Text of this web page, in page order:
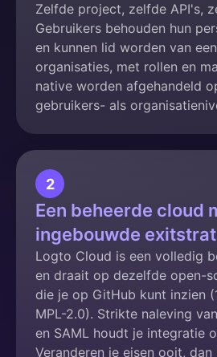
Zelfde project, zelfde API's,
Gebruikers behouden hun
en kunnen lid worden van
organisaties, met rollen en
native worden afgehandeld
gebruikers- als
2
Een beheerde cloud
ingebouwde
Logto Cloud is een volledig
en draait op dezelfde open-
die je op GitHub kunt inzien
MPL-2.0). Strikte naleving
en SAML houdt je integratie
Veranderen je eisen ooit,